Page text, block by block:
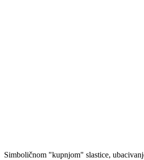
Simboličnom "kupnjom" slastice,